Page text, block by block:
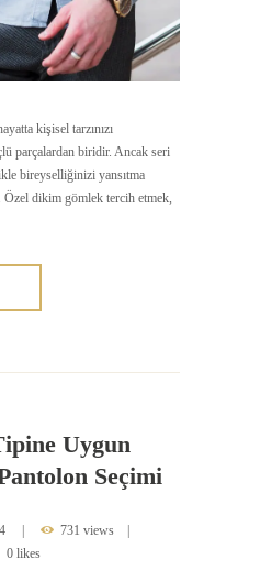
kişisel tarzınızı
parçalardan biridir. Ancak seri
bireyselliğinizi yansıtma
Özel dikim gömlek tercih etmek,
Uygun
Seçimi
731 views
0 likes